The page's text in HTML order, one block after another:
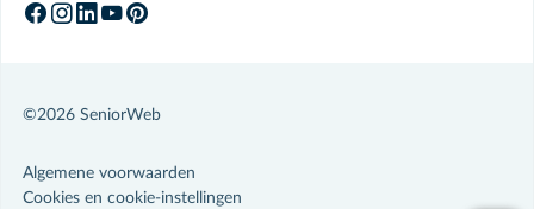
©2026 SeniorWeb
Algemene voorwaarden
Cookies en cookie-instellingen